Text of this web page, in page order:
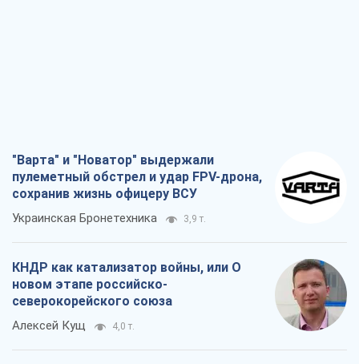
"Варта" и "Новатор" выдержали
пулеметный обстрел и удар FPV-дрона,
сохранив жизнь офицеру ВСУ
Украинская Бронетехника 3,9 т.
КНДР как катализатор войны, или О
новом этапе российско-
северокорейского союза
Алексей Кущ 4,0 т.